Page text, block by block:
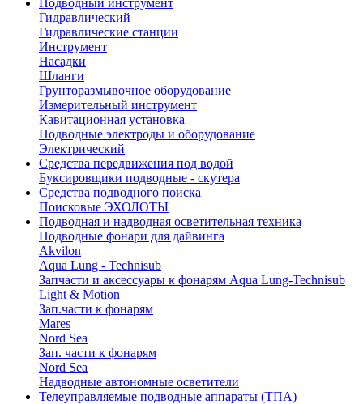
Подводный инструмент
Гидравлический
Гидравлические станции
Инструмент
Насадки
Шланги
Грунторазмывочное оборудование
Измерительный инструмент
Кавитационная установка
Подводные электроды и оборудование
Электрический
Средства передвижения под водой
Буксировщики подводные - скутера
Средства подводного поиска
Поисковые ЭХОЛОТЫ
Подводная и надводная осветительная техника
Подводные фонари для дайвинга
Akvilon
Aqua Lung - Technisub
Запчасти и аксессуары к фонарям Aqua Lung-Technisub
Light & Motion
Зап.части к фонарям
Mares
Nord Sea
Зап. части к фонарям
Nord Sea
Надводные автономные осветители
Телеуправляемые подводные аппараты (ТПА)